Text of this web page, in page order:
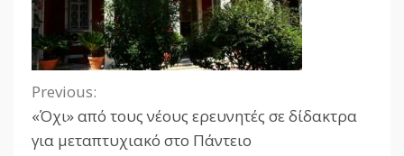
Continue
Reading
Previous:
«Όχι» από τους νέους ερευνητές σε δίδακτρα
για μεταπτυχιακό στο Πάντειο